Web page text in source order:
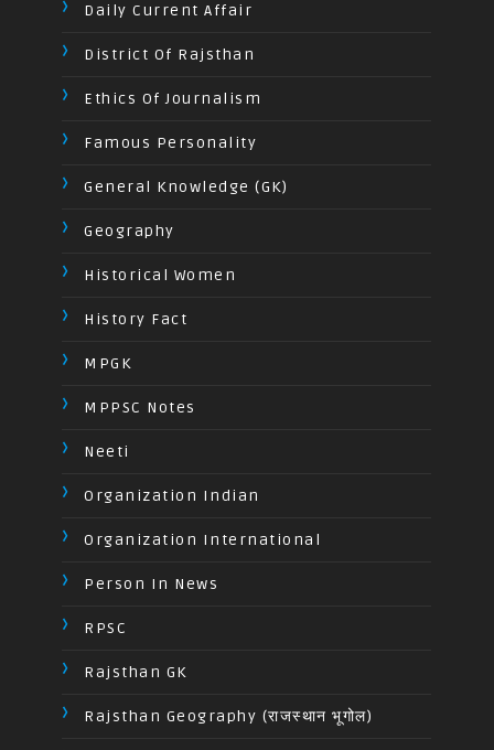
Daily Current Affair
District Of Rajsthan
Ethics Of Journalism
Famous Personality
General Knowledge (GK)
Geography
Historical Women
History Fact
MPGK
MPPSC Notes
Neeti
Organization Indian
Organization International
Person In News
RPSC
Rajsthan GK
Rajsthan Geography (राजस्थान भूगोल)